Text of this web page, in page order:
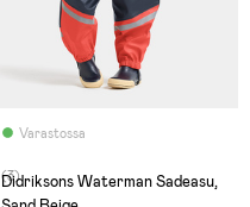
Varastossa
(3)
Didriksons Waterman Sadeasu,